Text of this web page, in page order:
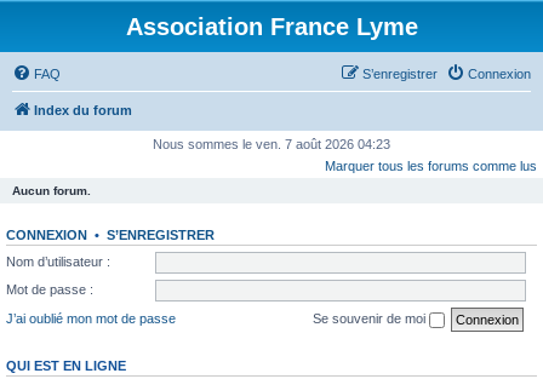
Association France Lyme
FAQ Connexion
S’enregistrer
Index du forum
Nous sommes le ven. 7 août 2026 04:23
Marquer tous les forums comme lus
Aucun forum.
CONNEXION • S’ENREGISTRER
Nom d’utilisateur :
Mot de passe :
J’ai oublié mon mot de passe
Se souvenir de moi
QUI EST EN LIGNE